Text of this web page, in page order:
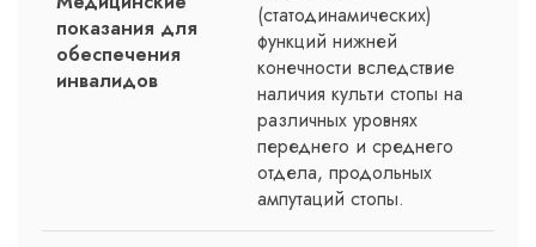
показания для
обеспечения
инвалидов
(статодинамических)
функций нижней
конечности вследствие
наличия культи стопы на
различных уровнях
переднего и среднего
отдела, продольных
ампутаций стопы.